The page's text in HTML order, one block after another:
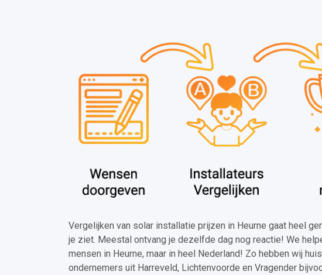
Vergelijken van solar installatie prijzen in Heurne gaat heel
je ziet. Meestal ontvang je dezelfde dag nog reactie! We
mensen in Heurne, maar in heel Nederland! Zo hebben wij
ondernemers uit Harreveld, Lichtenvoorde en Vragender